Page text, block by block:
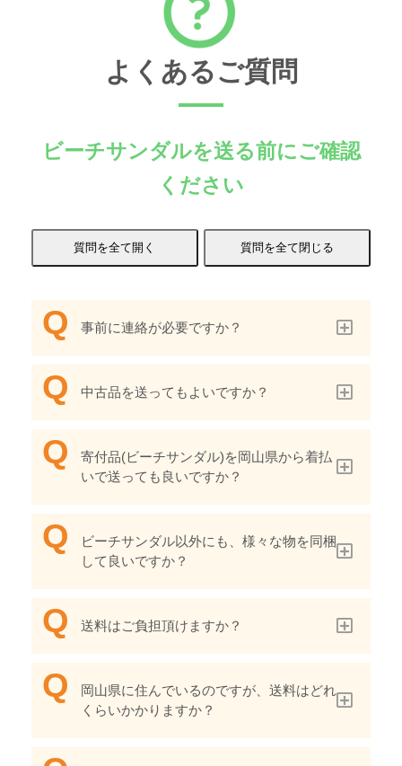
よくあるご質問
ビーチサンダルを送る前にご確認
ください
事前に連絡が必要ですか？
中古品を送ってもよいですか？
寄付品(ビーチサンダル)を岡山県から着払
いで送っても良いですか？
ビーチサンダル以外にも、様々な物を同梱
して良いですか？
送料はご負担頂けますか？
岡山県に住んでいるのですが、送料はどれ
くらいかかりますか？